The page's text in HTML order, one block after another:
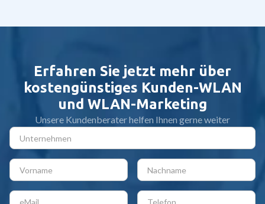
Erfahren Sie jetzt mehr über
kostengünstiges Kunden-WLAN
und WLAN-Marketing
Unsere Kundenberater helfen Ihnen gerne weiter